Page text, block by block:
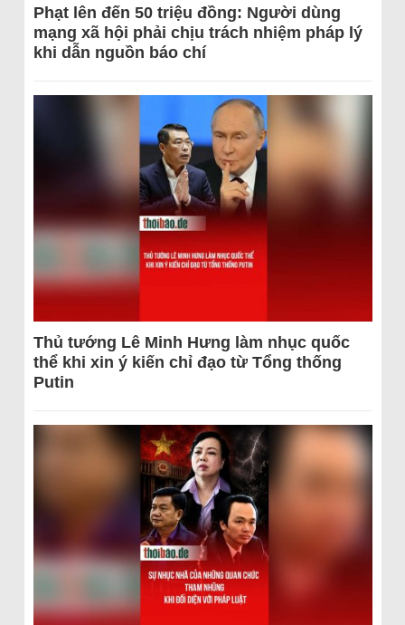
Phạt lên đến 50 triệu đồng: Người dùng
mạng xã hội phải chịu trách nhiệm pháp lý
khi dẫn nguồn báo chí
Thủ tướng Lê Minh Hưng làm nhục quốc
thể khi xin ý kiến chỉ đạo từ Tổng thống
Putin